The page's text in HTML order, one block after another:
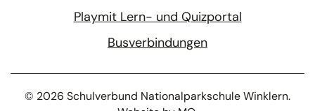
Playmit Lern- und Quizportal
Busverbindungen
© 2026 Schulverbund Nationalparkschule Winklern.